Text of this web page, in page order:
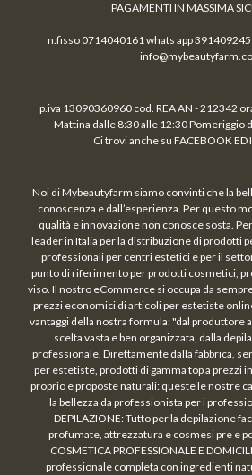
PAGAMENTI IN MASSIMA
n.fisso 0714040161 whats app
p.iva 13090360960 cod. REA AN - 212342
Mattina dalle 8:30 alle 12:30 Pomeriggio
Ci trovi anche su FACEBOOK ED
Noi di Mybeautyfarm siamo convinti che la
conoscenza e dall’esperienza. Per questo
qualità e innovazione non conosce sosta.
leader in Italia per la distribuzione di prodotti
professionali per centri estetici e per il
punto di riferimento per prodotti cosmetici,
viso. Il nostro eCommerce si occupa da
prezzi economici di articoli per estetiste
vantaggi della nostra formula: "dal produttore
scelta vasta e ben organizzata, dalla
professionale. Direttamente dalla fabbrica,
per estetiste, prodotti di gamma top a prezzi
proprio e proposte naturali: queste le nostre
la bellezza da professionista per i
DEPILAZIONE: Tutto per la depilazione
profumate, attrezzatura e cosmesi pre e
COSMETICA PROFESSIONALE E
professionale completa con ingredienti